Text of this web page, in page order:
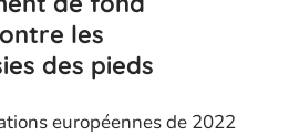
les
des pieds
européennes de 2022